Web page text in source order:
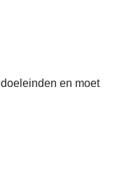
en moet